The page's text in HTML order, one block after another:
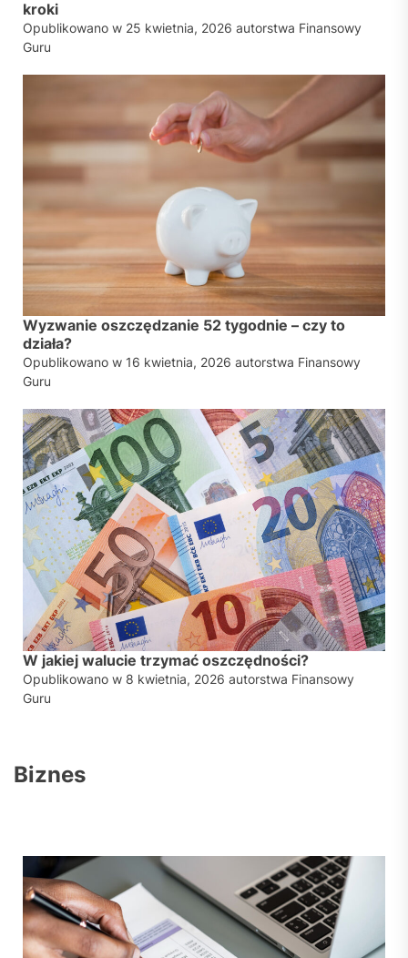
kroki
Opublikowano w 25 kwietnia, 2026 autorstwa Finansowy
Guru
Wyzwanie oszczędzanie 52 tygodnie – czy to
działa?
Opublikowano w 16 kwietnia, 2026 autorstwa Finansowy
Guru
W jakiej walucie trzymać oszczędności?
Opublikowano w 8 kwietnia, 2026 autorstwa Finansowy
Guru
Biznes